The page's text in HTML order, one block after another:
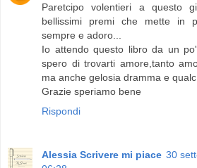
Paretcipo volentieri a questo
bellissimi premi che mette in
sempre e adoro...
Io attendo questo libro da un
spero di trovarti amore,tanto
ma anche gelosia dramma e
Grazie speriamo bene
Rispondi
Alessia Scrivere mi piace 30